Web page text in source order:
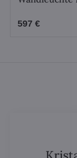
597 €